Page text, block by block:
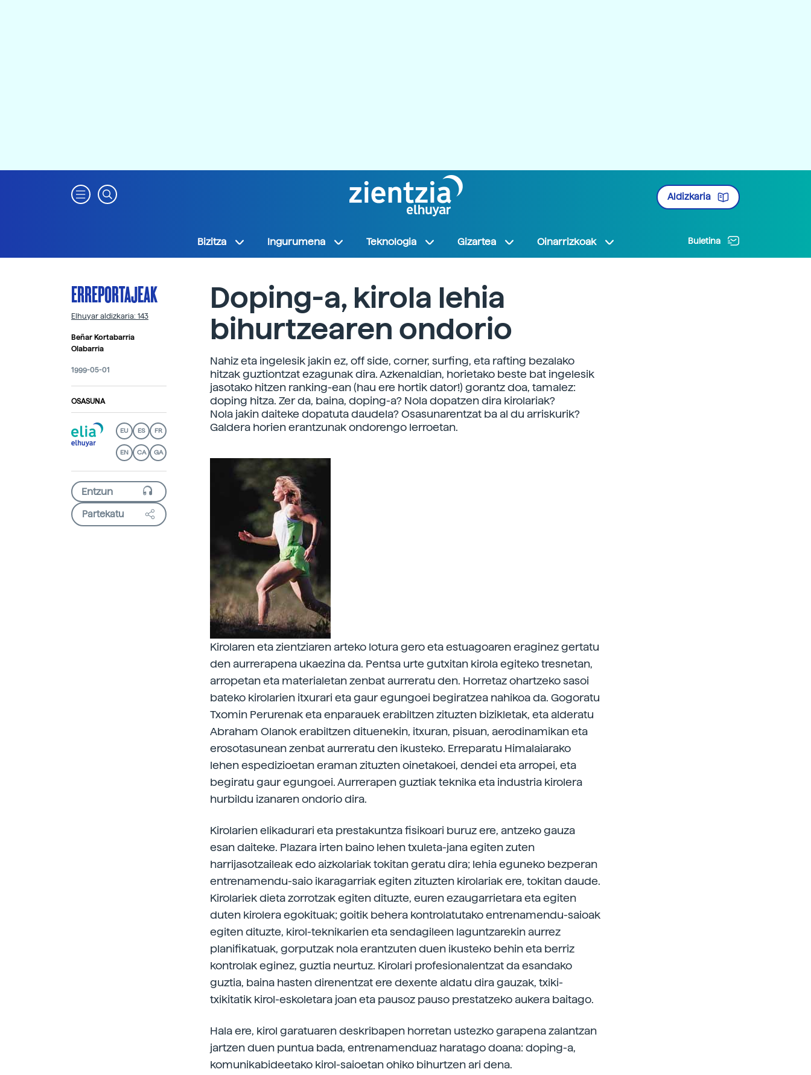
Aldizkaria
Bizitza Ingurumena Teknologia Gizartea Oinarrizkoak Buletina
ERREPORTAJEAK
Elhuyar aldizkaria: 143
Beñar Kortabarria
Olabarria
1999-05-01
OSASUNA
EU ES FR
EN CA GA
Partekatu
Doping-a, kirola lehia
bihurtzearen ondorio
Nahiz eta ingelesik jakin ez, off side, corner, surfing, eta rafting bezalako
hitzak guztiontzat ezagunak dira. Azkenaldian, horietako beste bat ingelesik
jasotako hitzen ranking-ean (hau ere hortik dator!) gorantz doa, tamalez:
doping hitza. Zer da, baina, doping-a? Nola dopatzen dira kirolariak?
Nola jakin daiteke dopatuta daudela? Osasunarentzat ba al du arriskurik?
Galdera horien erantzunak ondorengo lerroetan.
Kirolaren eta zientziaren arteko lotura gero eta estuagoaren eraginez gertatu
den aurrerapena ukaezina da. Pentsa urte gutxitan kirola egiteko tresnetan,
arropetan eta materialetan zenbat aurreratu den. Horretaz ohartzeko sasoi
bateko kirolarien itxurari eta gaur egungoei begiratzea nahikoa da. Gogoratu
Txomin Perurenak eta enparauek erabiltzen zituzten bizikletak, eta alderatu
Abraham Olanok erabiltzen dituenekin, itxuran, pisuan, aerodinamikan eta
erosotasunean zenbat aurreratu den ikusteko. Erreparatu Himalaiarako
lehen espedizioetan eraman zituzten oinetakoei, dendei eta arropei, eta
begiratu gaur egungoei. Aurrerapen guztiak teknika eta industria kirolera
hurbildu izanaren ondorio dira.
Kirolarien elikadurari eta prestakuntza fisikoari buruz ere, antzeko gauza
esan daiteke. Plazara irten baino lehen txuleta-jana egiten zuten
harrijasotzaileak edo aizkolariak tokitan geratu dira; lehia eguneko bezperan
entrenamendu-saio ikaragarriak egiten zituzten kirolariak ere, tokitan daude.
Kirolariek dieta zorrotzak egiten dituzte, euren ezaugarrietara eta egiten
duten kirolera egokituak; goitik behera kontrolatutako entrenamendu-saioak
egiten dituzte, kirol-teknikarien eta sendagileen laguntzarekin aurrez
planifikatuak, gorputzak nola erantzuten duen ikusteko behin eta berriz
kontrolak eginez, guztia neurtuz. Kirolari profesionalentzat da esandako
guztia, baina hasten direnentzat ere dexente aldatu dira gauzak, txiki-
txikitatik kirol-eskoletara joan eta pausoz pauso prestatzeko aukera baitago.
Hala ere, kirol garatuaren deskribapen horretan ustezko garapena zalantzan
jartzen duen puntua bada, entrenamenduaz haratago doana: doping-a,
komunikabideetako kirol-saioetan ohiko bihurtzen ari dena.